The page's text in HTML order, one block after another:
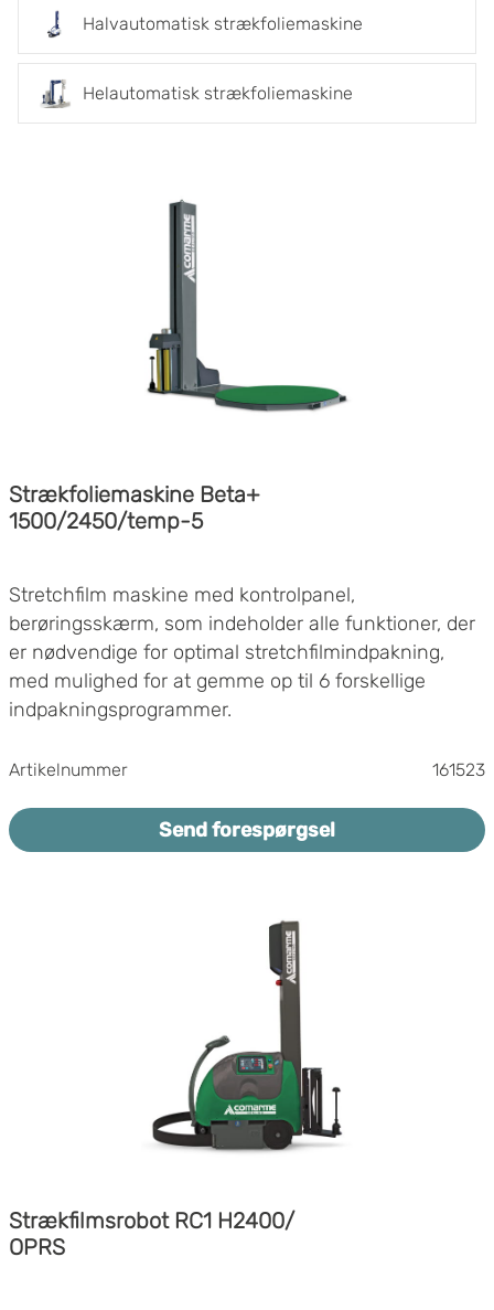
Halvautomatisk strækfoliemaskine
Helautomatisk strækfoliemaskine
Strækfoliemaskine Beta+
1500/2450/temp-5
Stretchfilm maskine med kontrolpanel,
berøringsskærm, som indeholder alle funktioner, der
er nødvendige for optimal stretchfilmindpakning,
med mulighed for at gemme op til 6 forskellige
indpakningsprogrammer.
Beregnet til lave temperaturer (-5)
Drejebord diameter 1500mm, max pallestørrelse
800x1200mm
Max belastning 2000kg
Maksimal indpakningshøjde: 2450mmFilmvogn
med motorforstrækning OPRS- 250%
Variabel hastighed på filmvognen
Manuel stramning for at forstærke
Mulighed for at justere, hvor stramt filmen
trækkes mod pallen
Fotocelle til højdelæsning og for mørke og
glinsende produkter
Individuel indstilling for antal rotationer i
Program for vandtæt indpakning
Elektrisk tilslutning: 230 V - 50/60 Hz - 1 PH, 1,0
KW
Artikelnummer 161523
Send forespørgsel
Strækfilmsrobot RC1 H2400/
OPRS